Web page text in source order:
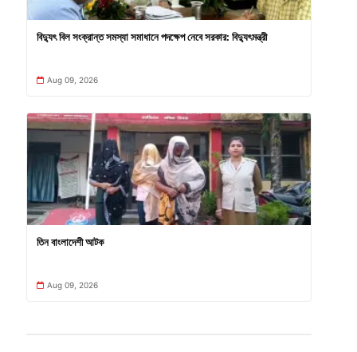
বিদ্যুৎ বিল সংক্রান্ত সমস্যা সমাধানে পদক্ষেপ নেবে সরকার: বিদ্যুৎমন্ত্রী
Aug 09, 2026
তিন বাংলাদেশী আটক
Aug 09, 2026